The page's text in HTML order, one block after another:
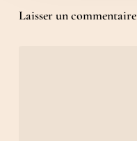
Laisser un commentaire